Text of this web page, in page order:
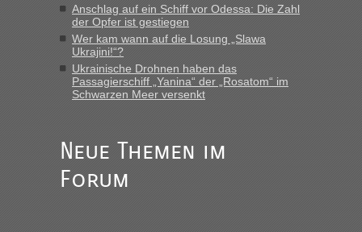
Recht, Visa und Dokumente • Re: Deklaration
gebrauchter Kleidung beim Zoll
„Vielen Dank, mit einem Briefchen meiner Frau im Gepäck
gab es keine Probleme“
fast 11 Milliarden aufgedeckt
„Am besten wäre natürlich, wenn die Frau mit dabei ist.
Alleinreisende Männer stehen schließlich immer unter
Anschlag auf ein Schiff vor Odessa: Die Zahl
der Opfer ist gestiegen
Wer kam wann auf die Losung „Slawa
Ukrajini!“?
Ukrainische Drohnen haben das
Passagierschiff „Yanina“ der „Rosatom“ im
Schwarzen Meer versenkt
Neue Themen im
Forum